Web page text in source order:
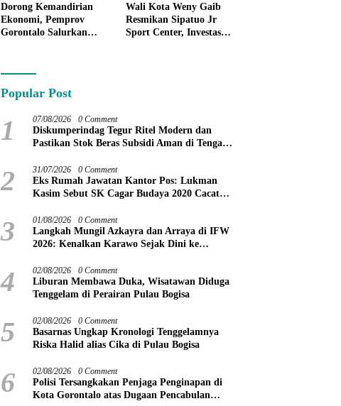
Dorong Kemandirian
Ekonomi, Pemprov
Gorontalo Salurkan
Pelaku Usaha
Wali Kota Weny Gaib
Resmikan Sipatuo Jr
Sport Center, Investasi
Popular Post
1 07/08/2026 0 Comment
Diskumperindag Tegur Ritel Modern dan
Pastikan Stok Beras Subsidi Aman di Tengah
2 31/07/2026 0 Comment
Eks Rumah Jawatan Kantor Pos: Lukman
Kasim Sebut SK Cagar Budaya 2020 Cacat
3 01/08/2026 0 Comment
Langkah Mungil Azkayra dan Arraya di IFW
2026: Kenalkan Karawo Sejak Dini ke
4 02/08/2026 0 Comment
Liburan Membawa Duka, Wisatawan Diduga
Tenggelam di Perairan Pulau Bogisa
5 02/08/2026 0 Comment
Basarnas Ungkap Kronologi Tenggelamnya
Riska Halid alias Cika di Pulau Bogisa
6 02/08/2026 0 Comment
Polisi Tersangkakan Penjaga Penginapan di
Kota Gorontalo atas Dugaan Pencabulan